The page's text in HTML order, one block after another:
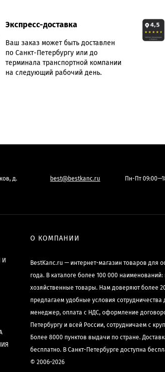
Экспресс-доставка
Ваш заказ может быть доставлен
по Санкт-Петербургу или до
терминала транспортной компании
на следующий рабочий день.
д.
best@bestkanc.ru Пн-Пт
И
О КОМПАНИИ
BestKanc.ru — интернет-магазин товаров для
года. В каталоге более 100 000
хозяйственные товары. Нам доверяют более
предлагаем удобные условия
менеджер, оплата с НДС, оформление
Петербургу и всей России, сотрудничаем с
Более 8000 пунктов выдачи по стране.
бесплатно. В Санкт-Петербурге доступна
© 2006–2026